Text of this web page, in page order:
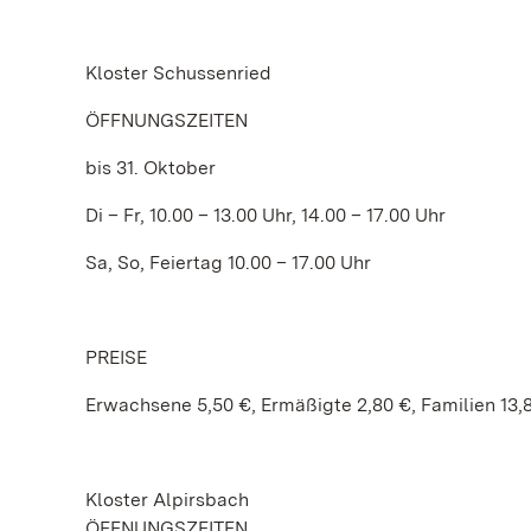
Kloster Schussenried
ÖFFNUNGSZEITEN
bis 31. Oktober
Di – Fr, 10.00 – 13.00 Uhr, 14.00 – 17.00 Uhr
Sa, So, Feiertag 10.00 – 17.00 Uhr
PREISE
Erwachsene 5,50 €, Ermäßigte 2,80 €, Familien
Kloster Alpirsbach